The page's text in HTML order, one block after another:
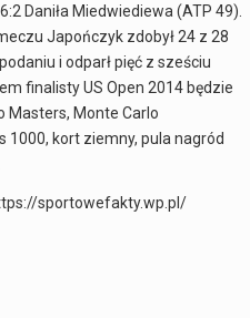
Daniła Miedwiediewa (ATP 49).
Japończyk zdobył 24 z 28
i odparł pięć z sześciu
finalisty US Open 2014 będzie
Masters, Monte Carlo
1000, kort ziemny, pula nagród
sportowefakty.wp.pl/